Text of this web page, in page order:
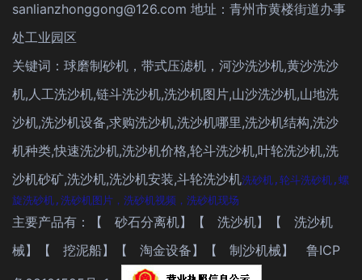
sanlianzhonggong@126.com 地址：青州市黄楼街道办事
处工业园区
关键词：球磨制砂机，带式压滤机，河沙洗沙机,黄沙洗沙
机,人工洗沙机,链斗洗沙机,洗沙机图片,山沙洗沙机,山地洗
沙机,洗沙机设备,求购洗沙机,洗沙机哪里,洗沙机结构,洗沙
机种类,快速洗沙机,洗沙机价格,轮斗洗沙机,叶轮洗沙机,洗
沙机砂矿,洗沙机,洗沙机安装,斗轮洗沙机洗砂机,轮斗洗砂机,螺
旋洗砂机,洗砂机图片，洗砂机视频，洗砂机现场
主要产品有：【 砂石分离机】【 洗沙机】【
洗沙机
械】【 挖泥船】【 淘金设备】【 制沙机械】 鲁ICP